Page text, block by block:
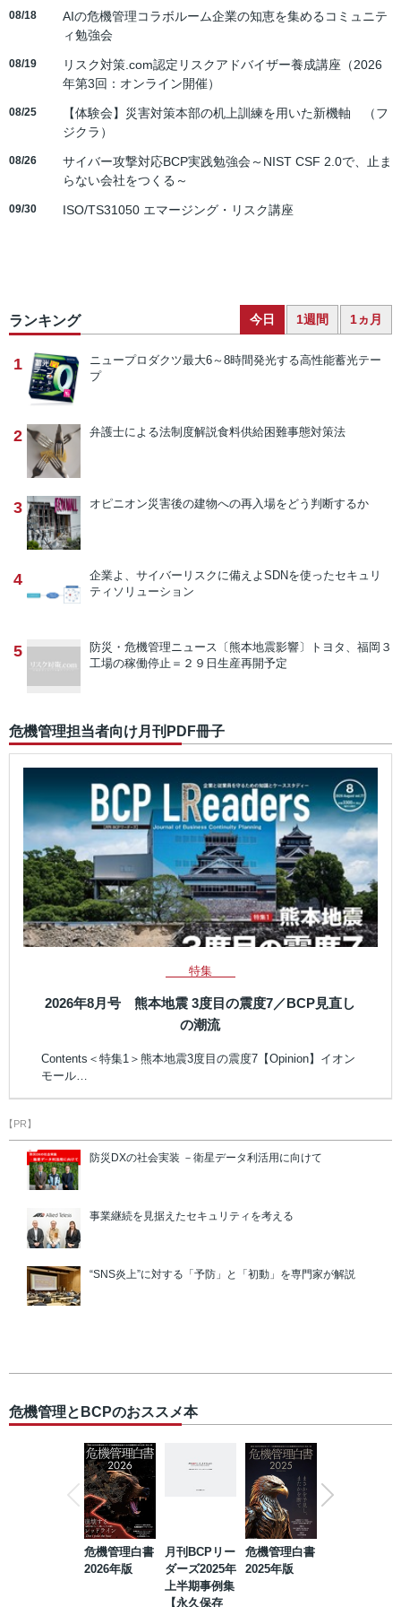
08/18
AIの危機管理コラボルーム企業の知恵を集めるコミュニテ
ィ勉強会
08/19
リスク対策.com認定リスクアドバイザー養成講座（2026
年第3回：オンライン開催）
08/25
【体験会】災害対策本部の机上訓練を用いた新機軸 （フ
ジクラ）
08/26
サイバー攻撃対応BCP実践勉強会～NIST CSF 2.0で、止ま
らない会社をつくる～
09/30 ISO/TS31050 エマージング・リスク講座
ランキング 今日 1週間 1ヵ月
1 ニュープロダクツ最大6～8時間発光する高性能蓄光テー
プ
2 弁護士による法制度解説食料供給困難事態対策法
3 オピニオン災害後の建物への再入場をどう判断するか
4 企業よ、サイバーリスクに備えよ SDNを使ったセキュリ
ティソリューション
5 防災・危機管理ニュース 〔熊本地震影響〕トヨタ、福岡３
工場の稼働停止＝２９日生産再開予定
危機管理担当者向け月刊PDF冊子
特集
2026年8月号 熊本地震 3度目の震度7／BCP見直し
の潮流
Contents＜特集1＞熊本地震3度目の震度7【Opinion】イオン
モール…
【PR】
防災DXの社会実装 －衛星データ利活用に向けて
事業継続を見据えたセキュリティを考える
“SNS炎上”に対する「予防」と「初動」を専門家が解説
危機管理とBCPのおススメ本
危機管理白書
2026年版
月刊BCPリー
ダーズ2025年
上半期事例集
【永久保存
危機管理白書
2025年版